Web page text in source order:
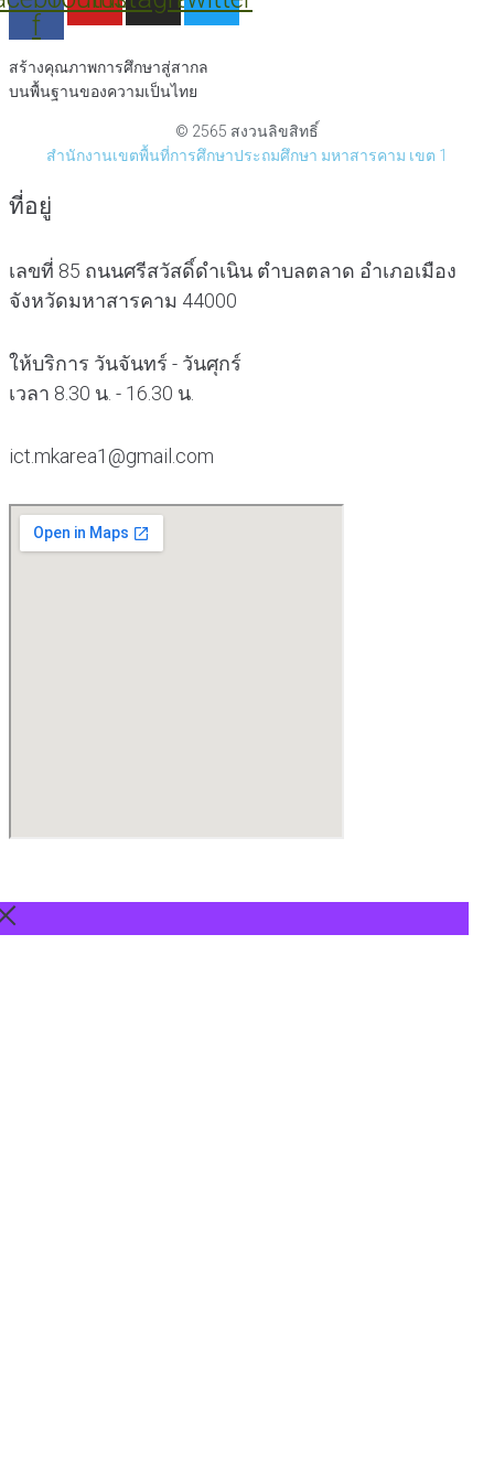
f
สร้างคุณภาพการศึกษาสู่สากล
บนพื้นฐานของความเป็นไทย
© 2565 สงวนลิขสิทธิ์
สำนักงานเขตพื้นที่การศึกษาประถมศึกษา มหาสารคาม เขต 1
ที่อยู่
เลขที่ 85 ถนนศรีสวัสดิ์ดำเนิน ตำบลตลาด อำเภอเมือง
จังหวัดมหาสารคาม 44000
ให้บริการ วันจันทร์ - วันศุกร์
เวลา 8.30 น. - 16.30 น.
ict.mkarea1@gmail.com